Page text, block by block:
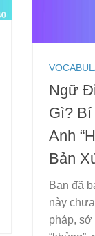
Ngữ
Gì?
Anh
Bản
Bạn đã
này
pháp,